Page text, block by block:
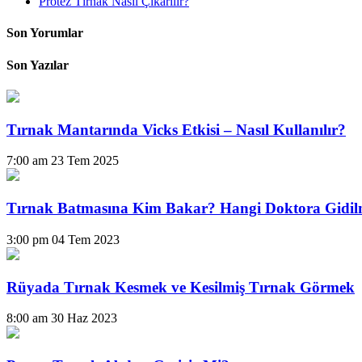
Son Yorumlar
Son Yazılar
Tırnak Mantarında Vicks Etkisi – Nasıl Kullanılır?
7:00 am 23 Tem 2025
Tırnak Batmasına Kim Bakar? Hangi Doktora
3:00 pm 04 Tem 2023
Rüyada Tırnak Kesmek ve Kesilmiş Tırnak Görmek
8:00 am 30 Haz 2023